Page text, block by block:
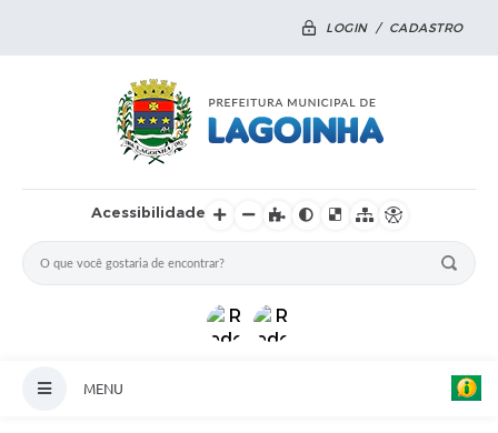
LOGIN / CADASTRO
Acessibilidade
MENU